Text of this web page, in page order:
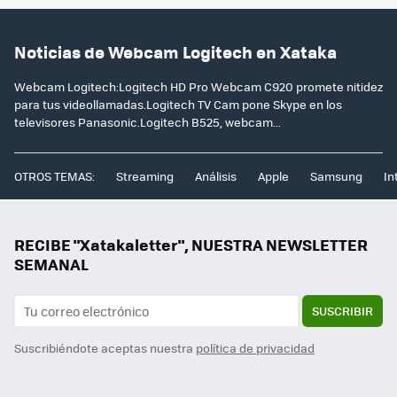
Noticias de Webcam Logitech en Xataka
Webcam Logitech:Logitech HD Pro Webcam C920 promete nitidez
para tus videollamadas.Logitech TV Cam pone Skype en los
televisores Panasonic.Logitech B525, webcam...
OTROS TEMAS: Streaming Análisis Apple Samsung
RECIBE "Xatakaletter", NUESTRA NEWSLETTER
SEMANAL
SUSCRIBIR
Suscribiéndote aceptas nuestra política de privacidad